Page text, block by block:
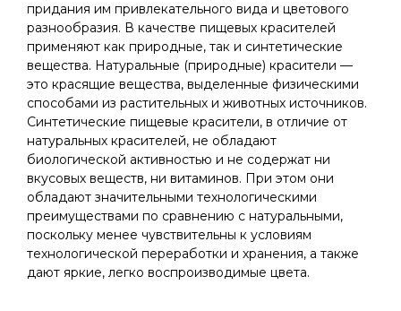
придания им привлекательного вида и цветового
разнообразия. В качестве пищевых красителей
применяют как природные, так и синтетические
вещества. Натуральные (природные) красители —
это красящие вещества, выделенные физическими
способами из растительных и животных источников.
Синтетические пищевые красители, в отличие от
натуральных красителей, не обладают
биологической активностью и не содержат ни
вкусовых веществ, ни витаминов. При этом они
обладают значительными технологическими
преимуществами по сравнению с натуральными,
поскольку менее чувствительны к условиям
технологической переработки и хранения, а также
дают яркие, легко воспроизводимые цвета.